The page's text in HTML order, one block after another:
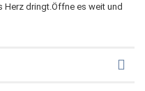
Herz dringt.Öffne es weit und